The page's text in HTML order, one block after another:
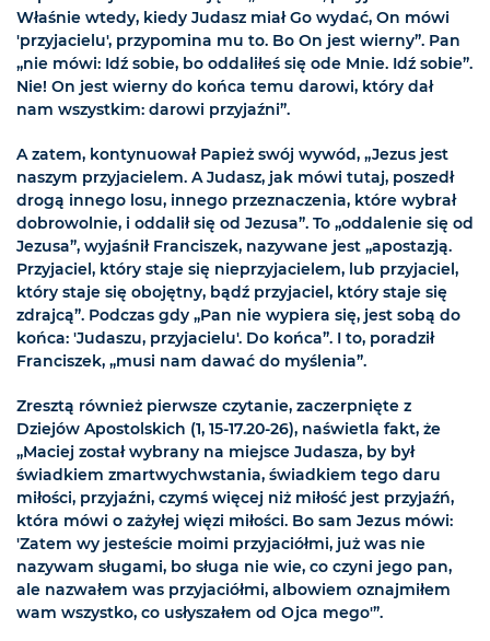
Właśnie wtedy, kiedy Judasz miał Go wydać, On mówi
'przyjacielu', przypomina mu to. Bo On jest wierny”. Pan
„nie mówi: Idź sobie, bo oddaliłeś się ode Mnie. Idź sobie”.
Nie! On jest wierny do końca temu darowi, który dał
nam wszystkim: darowi przyjaźni”.
A zatem, kontynuował Papież swój wywód, „Jezus jest
naszym przyjacielem. A Judasz, jak mówi tutaj, poszedł
drogą innego losu, innego przeznaczenia, które wybrał
dobrowolnie, i oddalił się od Jezusa”. To „oddalenie się od
Jezusa”, wyjaśnił Franciszek, nazywane jest „apostazją.
Przyjaciel, który staje się nieprzyjacielem, lub przyjaciel,
który staje się obojętny, bądź przyjaciel, który staje się
zdrajcą”. Podczas gdy „Pan nie wypiera się, jest sobą do
końca: 'Judaszu, przyjacielu'. Do końca”. I to, poradził
Franciszek, „musi nam dawać do myślenia”.
Zresztą również pierwsze czytanie, zaczerpnięte z
Dziejów Apostolskich (1, 15-17.20-26), naświetla fakt, że
„Maciej został wybrany na miejsce Judasza, by był
świadkiem zmartwychwstania, świadkiem tego daru
miłości, przyjaźni, czymś więcej niż miłość jest przyjaźń,
która mówi o zażyłej więzi miłości. Bo sam Jezus mówi:
'Zatem wy jesteście moimi przyjaciółmi, już was nie
nazywam sługami, bo sługa nie wie, co czyni jego pan,
ale nazwałem was przyjaciółmi, albowiem oznajmiłem
wam wszystko, co usłyszałem od Ojca mego'”.